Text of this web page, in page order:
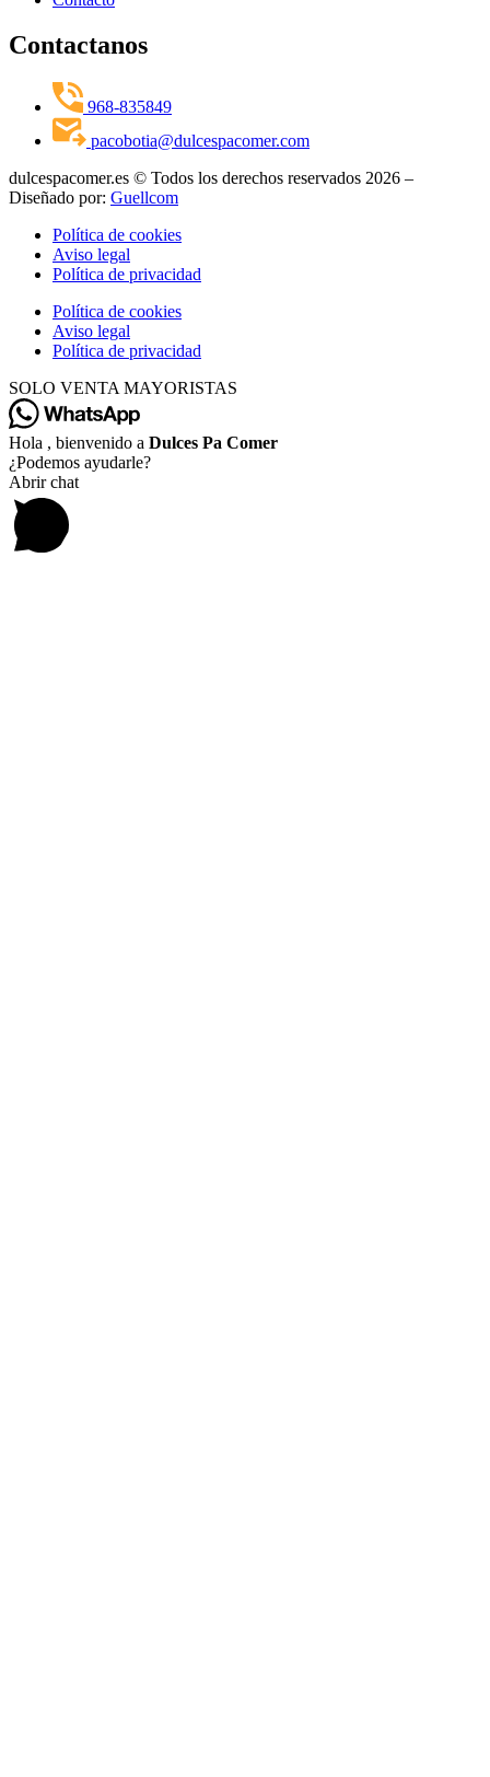
Contactanos
968-835849
pacobotia@dulcespacomer.com
dulcespacomer.es © Todos los derechos reservados 2026 –
Diseñado por: Guellcom
Política de cookies
Aviso legal
Política de privacidad
Política de cookies
Aviso legal
Política de privacidad
SOLO VENTA MAYORISTAS
Hola , bienvenido a Dulces Pa Comer
¿Podemos ayudarle?
Abrir chat